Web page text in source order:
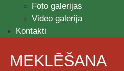
Foto galerijas
Video galerija
Kontakti
MEKLĒŠANA